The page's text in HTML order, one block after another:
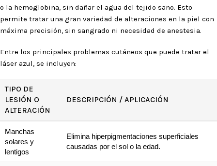
o la hemoglobina, sin dañar el agua del tejido sano. Esto
permite tratar una gran variedad de alteraciones en la piel con
máxima precisión, sin sangrado ni necesidad de anestesia.
Entre los principales problemas cutáneos que puede tratar el
láser azul, se incluyen:
TIPO DE
LESIÓN O
ALTERACIÓN
DESCRIPCIÓN / APLICACIÓN
Manchas
solares y
lentigos
Elimina hiperpigmentaciones superficiales
causadas por el sol o la edad.